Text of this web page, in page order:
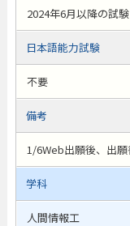
2024年6月以降の試験
日本語能力試験
不要
備考
1/6Web出願後、出
学科
人間情報工